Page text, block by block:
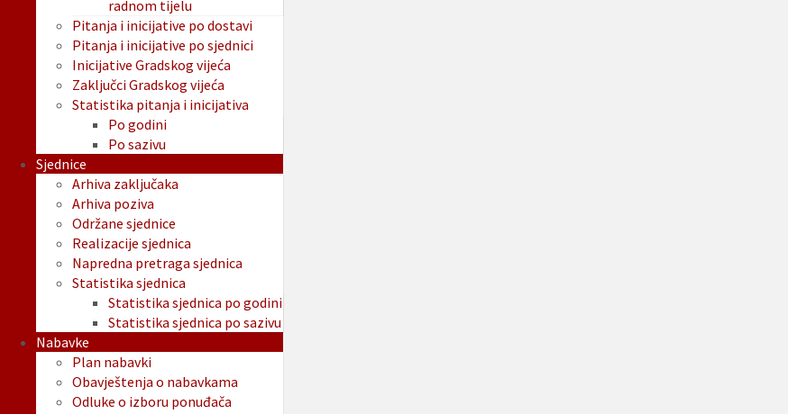
radnom tijelu
Pitanja i inicijative po dostavi
Pitanja i inicijative po sjednici
Inicijative Gradskog vijeća
Zaključci Gradskog vijeća
Statistika pitanja i inicijativa
Po godini
Po sazivu
Sjednice
Arhiva zaključaka
Arhiva poziva
Održane sjednice
Realizacije sjednica
Napredna pretraga sjednica
Statistika sjednica
Statistika sjednica po godini
Statistika sjednica po sazivu
Nabavke
Plan nabavki
Obavještenja o nabavkama
Odluke o izboru ponuđača